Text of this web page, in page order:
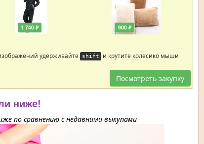
1 740 ₽ 900 ₽
удерживайте shift и крутите колесико мыши
Посмотреть закупку
ниже!
по сравнению с недавними выкупами